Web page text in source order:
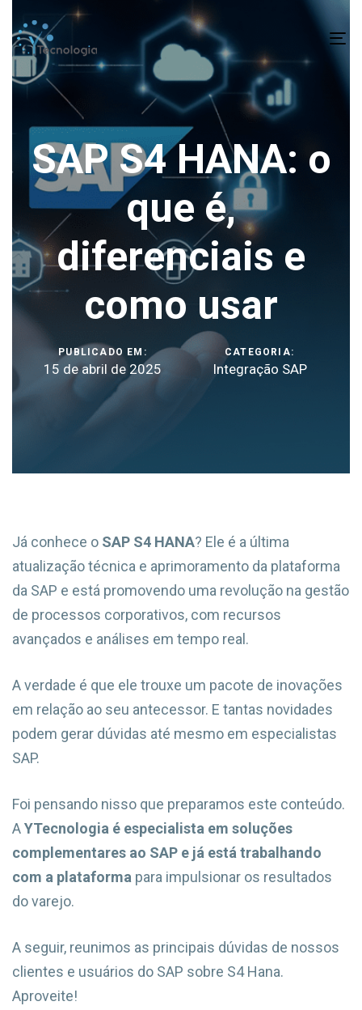
SAP S4 HANA: o
que é,
diferenciais e
como usar
PUBLICADO EM:
15 de abril de 2025
CATEGORIA:
Integração SAP
Já conhece o SAP S4 HANA? Ele é a última
atualização técnica e aprimoramento da plataforma
da SAP e está promovendo uma revolução na gestão
de processos corporativos, com recursos
avançados e análises em tempo real.
A verdade é que ele trouxe um pacote de inovações
em relação ao seu antecessor. E tantas novidades
podem gerar dúvidas até mesmo em especialistas
SAP.
Foi pensando nisso que preparamos este conteúdo.
AYTecnologia é especialista em soluções
complementares ao SAP e já está trabalhando
com a plataforma para impulsionar os resultados
do varejo.
A seguir, reunimos as principais dúvidas de nossos
clientes e usuários do SAP sobre S4 Hana.
Aproveite!